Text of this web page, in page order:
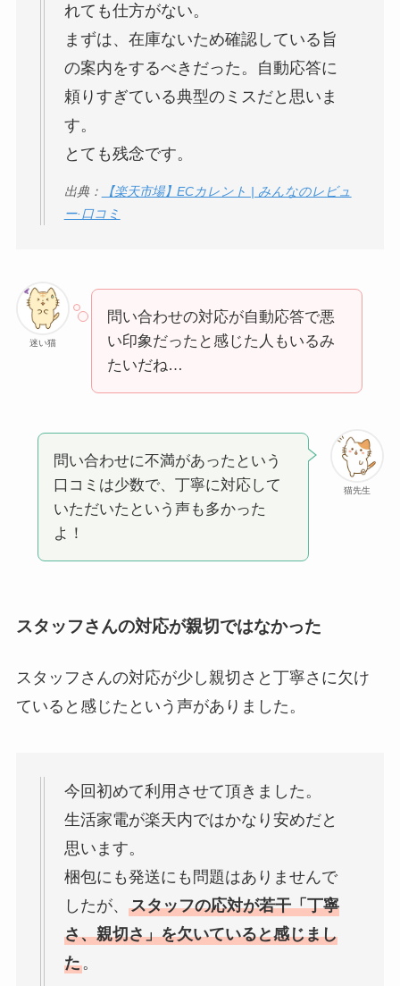
れても仕方がない。
まずは、在庫ないため確認している旨
の案内をするべきだった。自動応答に
頼りすぎている典型のミスだと思いま
す。
とても残念です。
出典：
【楽天市場】ECカレント | みんなのレビュ
ー·口コミ
迷い猫
問い合わせの対応が自動応答で悪
い印象だったと感じた人もいるみ
たいだね…
猫先生
問い合わせに不満があったという
口コミは少数で、丁寧に対応して
いただいたという声も多かった
よ！
スタッフさんの対応が親切ではなかった
スタッフさんの対応が少し親切さと丁寧さに欠け
ていると感じたという声がありました。
今回初めて利用させて頂きました。
生活家電が楽天内ではかなり安めだと
思います。
梱包にも発送にも問題はありませんで
したが、 スタッフの応対が若干「丁寧
さ、親切さ」を欠いていると感じまし
た。